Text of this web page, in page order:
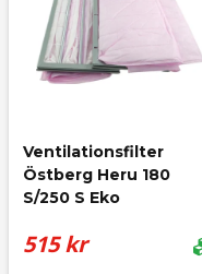
Ventilationsfilter
Östberg Heru 180
S/250 S Eko
515 kr